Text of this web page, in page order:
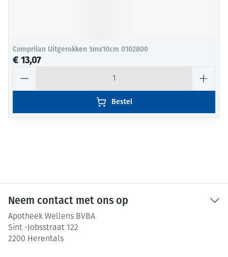
Comprilan Uitgerokken 5mx10cm 0102800
€ 13,07
Bestel
Neem contact met ons op
Apotheek Wellens BVBA
Sint -Jobsstraat 122
2200 Herentals